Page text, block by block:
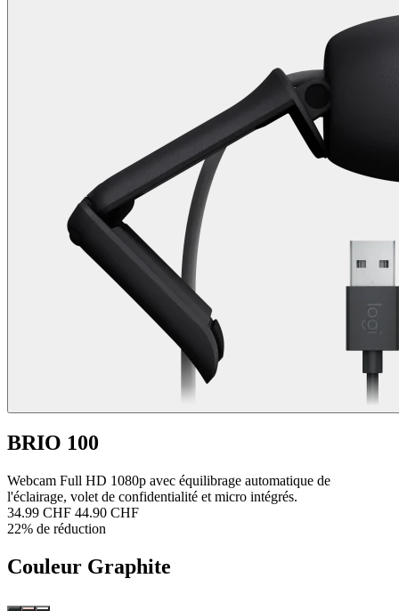
BRIO 100
Webcam Full HD 1080p avec équilibrage automatique de
l'éclairage, volet de confidentialité et micro intégrés.
34.99 CHF 44.90 CHF
22% de réduction
Couleur Graphite